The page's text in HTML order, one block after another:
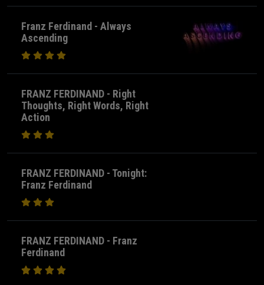
Franz Ferdinand - Always
Ascending
FRANZ FERDINAND - Right
Thoughts, Right Words, Right
Action
FRANZ FERDINAND - Tonight:
Franz Ferdinand
FRANZ FERDINAND - Franz
Ferdinand